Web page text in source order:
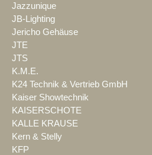
Jazzunique
JB-Lighting
Jericho Gehäuse
JTE
JTS
K.M.E.
K24 Technik & Vertrieb GmbH
Kaiser Showtechnik
KAISERSCHOTE
KALLE KRAUSE
Kern & Stelly
KFP